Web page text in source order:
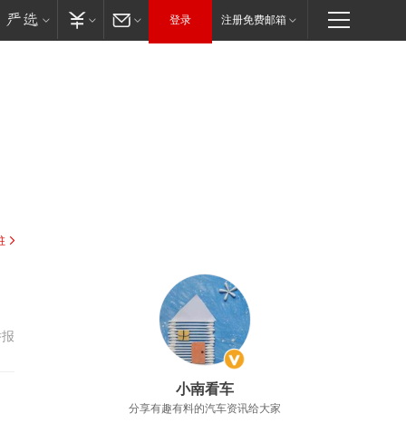
登录 注册免费邮箱
小南看车
分享有趣有料的汽车资讯给大家